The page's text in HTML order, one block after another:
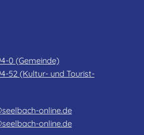
0 (Gemeinde)
52 (Kultur- und Tourist-
online.de
online.de